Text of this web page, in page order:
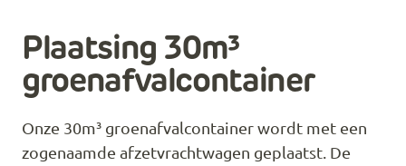
Plaatsing 30m³
groenafvalcontainer
Onze 30m³ groenafvalcontainer wordt met een
zogenaamde afzetvrachtwagen geplaatst. De